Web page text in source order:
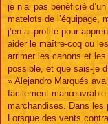
je n’ai pas bénéficié
matelots de l’équipage,
j’en ai profité pour
aider le maître-coq ou
arrimer les canons et
possible, et que sais-je
» Alejandro Marqués
facilement manœuvrable
marchandises. Dans les
Lorsque des vents